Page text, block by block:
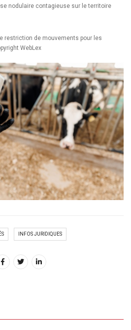
nodulaire contagieuse sur le territoire
restriction de mouvements pour les
WebLex
INFOS JURIDIQUES